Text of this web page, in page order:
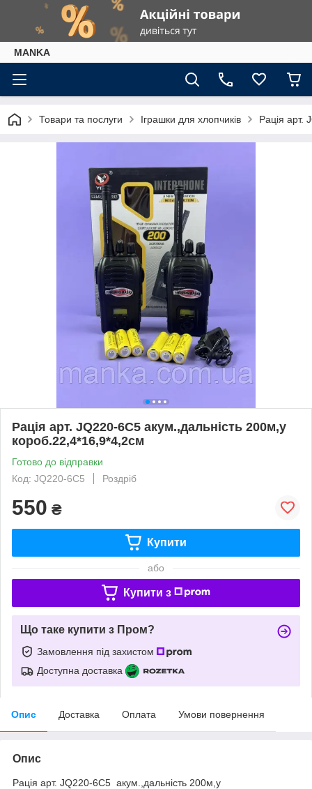
МАNKА
Товари та послуги Іграшки для хлопчиків Рацiя арт.
Рацiя арт. JQ220-6C5 акум.,дальність 200м,у
короб.22,4*16,9*4,2см
Готово до відправки
Код: JQ220-6C5
Роздріб
550 ₴
Купити
або
Купити з
Що таке купити з Пром?
Замовлення під захистом
Доступна доставка
Опис Доставка Оплата Умови повернення
Опис
Рацiя арт. JQ220-6C5 акум.,дальність 200м,у